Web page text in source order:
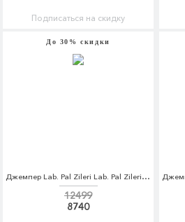
Подписаться на скидку
До 30% скидки
Джемпер Lab. Pal Zileri Lab. Pal Zileri LA059EMCEJM3
12499
8740